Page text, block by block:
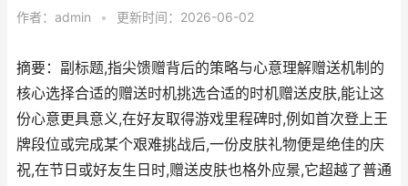
作者： admin • 更新时间：2026-06-02
摘要：副标题,指尖馈赠背后的策略与心意理解赠送机制的
核心选择合适的赠送时机挑选合适的时机赠送皮肤,能让这
份心意更具意义,在好友取得游戏里程碑时,例如首次登上王
牌段位或完成某个艰难挑战后,一份皮肤礼物便是绝佳的庆
祝,在节日或好友生日时,赠送皮肤也格外应景,它超越了普通